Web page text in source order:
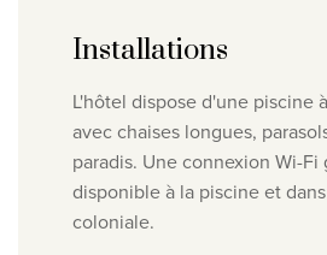
Installations
L'hôtel dispose d'une piscine
avec chaises longues,
paradis. Une connexion Wi-
disponible à la piscine et
coloniale.